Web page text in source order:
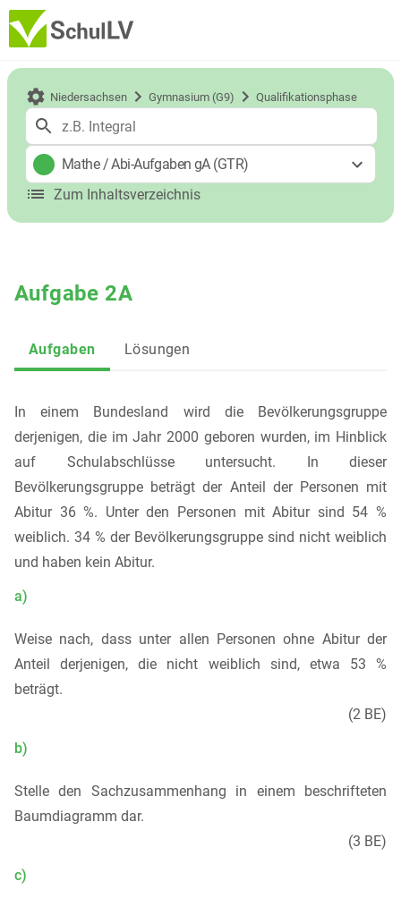
Niedersachsen Gymnasium (G9) Qualifikationsphase
Mathe/Abi-Aufgaben gA (GTR)
Zum Inhaltsverzeichnis
Aufgabe 2A
Aufgaben Lösungen
In einem Bundesland wird die Bevölkerungsgruppe
derjenigen, die im Jahr 2000 geboren wurden, im Hinblick
auf Schulabschlüsse untersucht. In dieser
Bevölkerungsgruppe beträgt der Anteil der Personen mit
Abitur 36 %. Unter den Personen mit Abitur sind 54 %
weiblich. 34 % der Bevölkerungsgruppe sind nicht weiblich
und haben kein Abitur.
a)
Weise nach, dass unter allen Personen ohne Abitur der
Anteil derjenigen, die nicht weiblich sind, etwa 53 %
beträgt.
(2 BE)
b)
Stelle den Sachzusammenhang in einem beschrifteten
Baumdiagramm dar.
(3 BE)
c)